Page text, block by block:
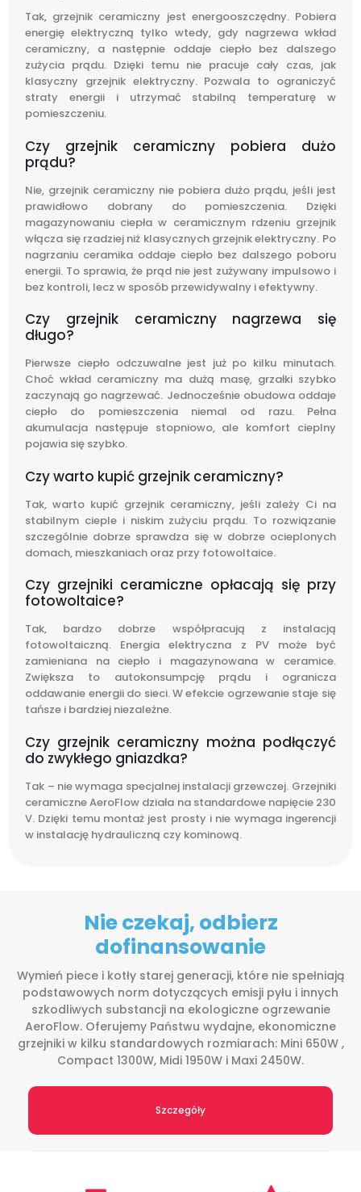
Tak, grzejnik ceramiczny jest energooszczędny. Pobiera
energię elektryczną tylko wtedy, gdy nagrzewa wkład
ceramiczny, a następnie oddaje ciepło bez dalszego
zużycia prądu. Dzięki temu nie pracuje cały czas, jak
klasyczny grzejnik elektryczny. Pozwala to ograniczyć
straty energii i utrzymać stabilną temperaturę w
pomieszczeniu.
Czy grzejnik ceramiczny pobiera dużo
prądu?
Nie, grzejnik ceramiczny nie pobiera dużo prądu, jeśli jest
prawidłowo dobrany do pomieszczenia. Dzięki
magazynowaniu ciepła w ceramicznym rdzeniu grzejnik
włącza się rzadziej niż klasycznych grzejnik elektryczny. Po
nagrzaniu ceramika oddaje ciepło bez dalszego poboru
energii. To sprawia, że prąd nie jest zużywany impulsowo i
bez kontroli, lecz w sposób przewidywalny i efektywny.
Czy grzejnik ceramiczny nagrzewa się
długo?
Pierwsze ciepło odczuwalne jest już po kilku minutach.
Choć wkład ceramiczny ma dużą masę, grzałki szybko
zaczynają go nagrzewać. Jednocześnie obudowa oddaje
ciepło do pomieszczenia niemal od razu. Pełna
akumulacja następuje stopniowo, ale komfort cieplny
pojawia się szybko.
Czy warto kupić grzejnik ceramiczny?
Tak, warto kupić grzejnik ceramiczny, jeśli zależy Ci na
stabilnym cieple i niskim zużyciu prądu. To rozwiązanie
szczególnie dobrze sprawdza się w dobrze ocieplonych
domach, mieszkaniach oraz przy fotowoltaice.
Czy grzejniki ceramiczne opłacają się przy
fotowoltaice?
Tak, bardzo dobrze współpracują z instalacją
fotowoltaiczną. Energia elektryczna z PV może być
zamieniana na ciepło i magazynowana w ceramice.
Zwiększa to autokonsumpcję prądu i ogranicza
oddawanie energii do sieci. W efekcie ogrzewanie staje się
tańsze i bardziej niezależne.
Czy grzejnik ceramiczny można podłączyć
do zwykłego gniazdka?
Tak – nie wymaga specjalnej instalacji grzewczej. Grzejniki
ceramiczne AeroFlow działa na standardowe napięcie 230
V. Dzięki temu montaż jest prosty i nie wymaga ingerencji
w instalację hydrauliczną czy kominową.
Nie czekaj, odbierz
dofinansowanie
Wymień piece i kotły starej generacji, które nie spełniają
podstawowych norm dotyczących emisji pyłu i innych
szkodliwych substancji na ekologiczne ogrzewanie
AeroFlow. Oferujemy Państwu wydajne, ekonomiczne
grzejniki w kilku standardowych rozmiarach: Mini 650W ,
Compact 1300W, Midi 1950W i Maxi 2450W.
Szczegóły